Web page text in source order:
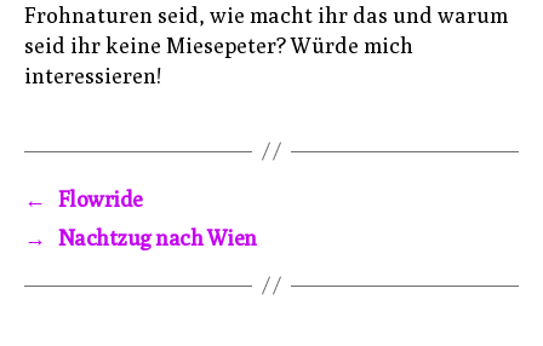
Frohnaturen seid, wie macht ihr das und warum
seid ihr keine Miesepeter? Würde mich
interessieren!
←
Flowride
→
Nachtzug nach Wien